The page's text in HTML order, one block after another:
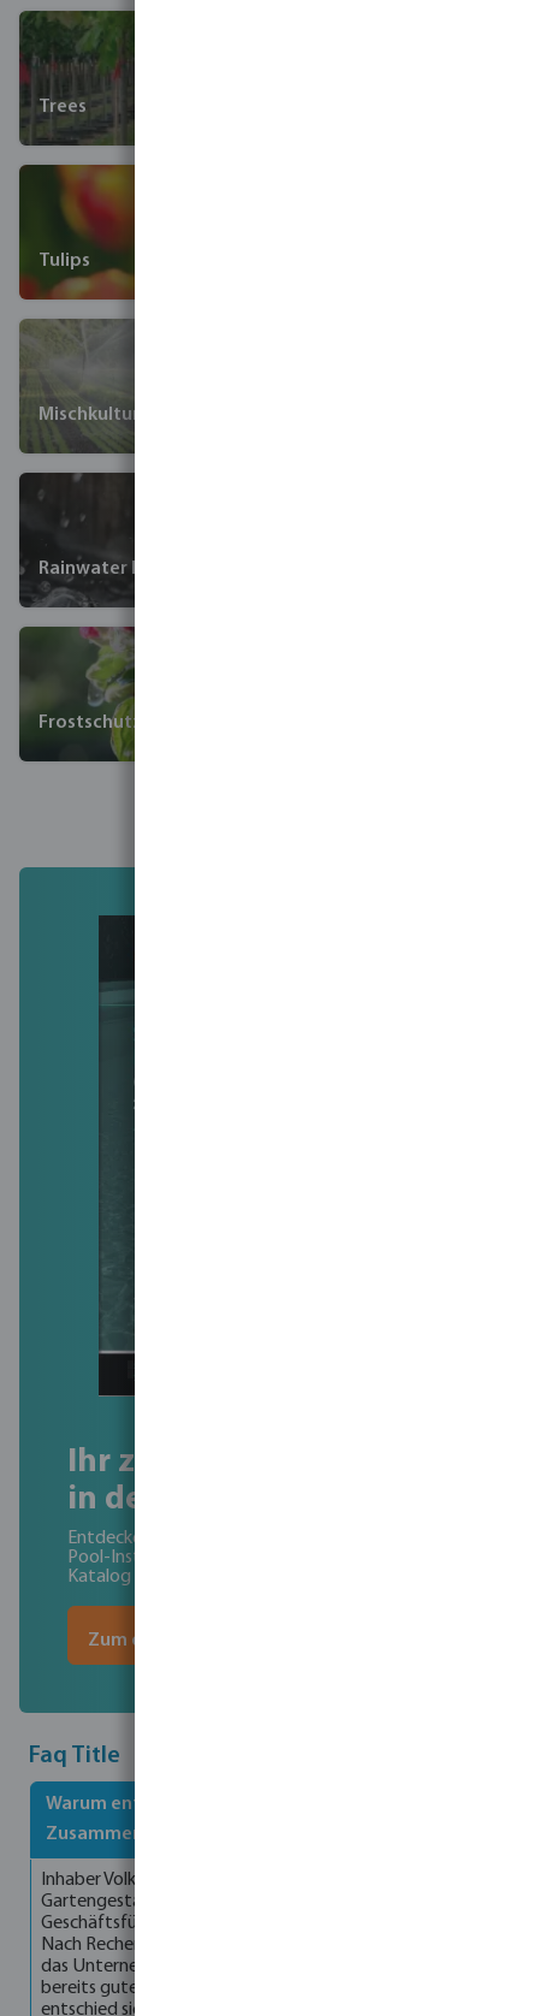
Trees
Tulips
Mischkulturen
Rainwater harvesting
Frostschutz
Ihr zuverlässiger Partner
in der Poolinstallation
Entdecken Sie unser komplettes Sortiment an
Pool-Installationsmaterialien in unserem digitalen
Katalog
Zum digitalen Katalog
Faq Title
Warum entscheiden sich Kunden für eine
Zusammenarbeit mit bevo?
Inhaber Volker Niebuhr von der Firma Niebuhr
Gartengestaltung GmbH in Deutschland sagt, dass er als
Geschäftsführer einen Lieferanten für Poolprodukte suchte.
Nach Recherche im Internet war die Auswahl sehr groß.
das Unternehmen in Sachen Schläuche und Armaturen
bereits gute Erfahrungen mit bevo gemacht hatte,
entschied sich die Geschäftsführung für bevo als